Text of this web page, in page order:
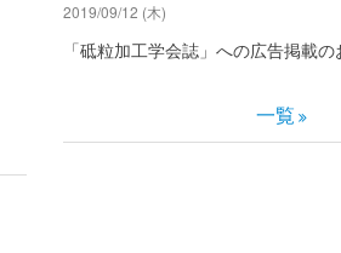
2019/09/12 (木)
「砥粒加工学会誌」への広告掲載
一覧